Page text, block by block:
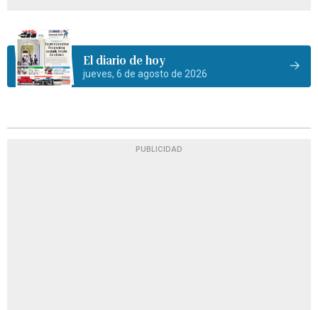
El diario de hoy
jueves, 6 de agosto de 2026
PUBLICIDAD